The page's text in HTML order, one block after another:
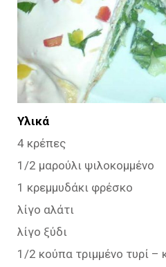
Υλικά
4 κρέπες
1/2 μαρούλι ψιλοκομμένο
1 κρεμμυδάκι φρέσκο
λίγο αλάτι
λίγο ξύδι
1/2 κούπα τριμμένο τυρί –